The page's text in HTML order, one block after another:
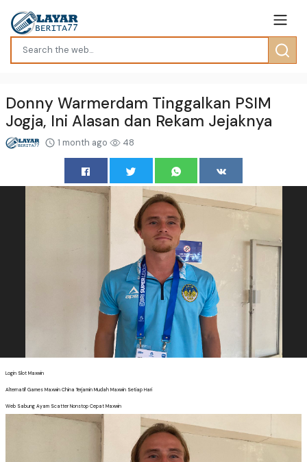
Donny Warmerdam Tinggalkan PSIM
Jogja, Ini Alasan dan Rekam Jejaknya
1 month ago 48
Login Slot Maxwin
Alternatif Games Maxwin China Terjamin Mudah Maxwin Setiap Hari
Web Sabung Ayam Scatter Nonstop Cepat Maxwin